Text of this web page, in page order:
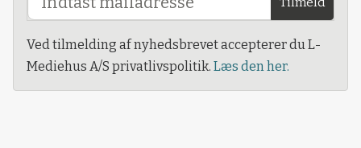
Ved tilmelding af nyhedsbrevet accepterer du L-
Mediehus A/S privatlivspolitik. Læs den her.